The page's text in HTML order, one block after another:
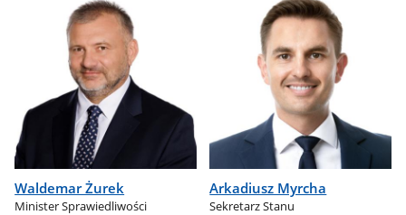
Waldemar Żurek
Minister Sprawiedliwości
Arkadiusz Myrcha
Sekretarz Stanu